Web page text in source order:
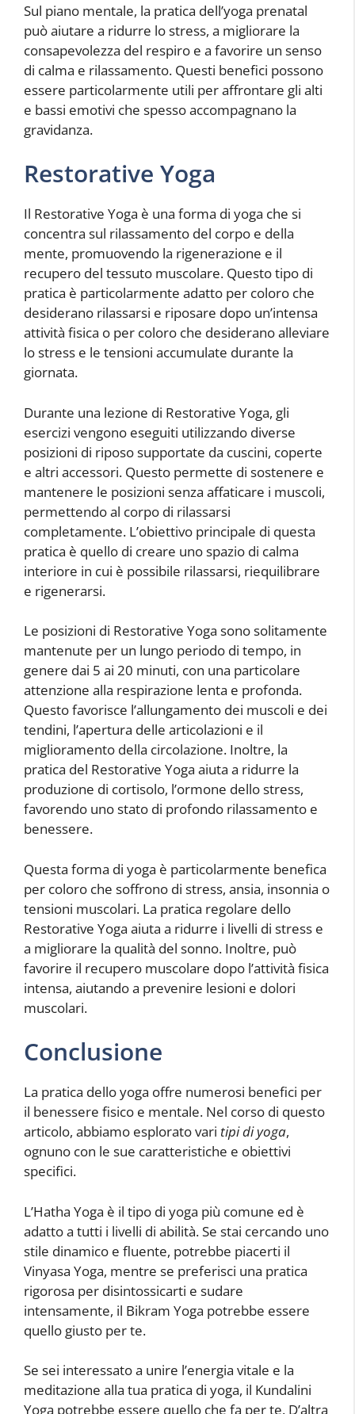
Sul piano mentale, la pratica dell’yoga prenatal
può aiutare a ridurre lo stress, a migliorare la
consapevolezza del respiro e a favorire un senso
di calma e rilassamento. Questi benefici possono
essere particolarmente utili per affrontare gli alti
e bassi emotivi che spesso accompagnano la
gravidanza.
Restorative Yoga
Il Restorative Yoga è una forma di yoga che si
concentra sul rilassamento del corpo e della
mente, promuovendo la rigenerazione e il
recupero del tessuto muscolare. Questo tipo di
pratica è particolarmente adatto per coloro che
desiderano rilassarsi e riposare dopo un’intensa
attività fisica o per coloro che desiderano alleviare
lo stress e le tensioni accumulate durante la
giornata.
Durante una lezione di Restorative Yoga, gli
esercizi vengono eseguiti utilizzando diverse
posizioni di riposo supportate da cuscini, coperte
e altri accessori. Questo permette di sostenere e
mantenere le posizioni senza affaticare i muscoli,
permettendo al corpo di rilassarsi
completamente. L’obiettivo principale di questa
pratica è quello di creare uno spazio di calma
interiore in cui è possibile rilassarsi, riequilibrare
e rigenerarsi.
Le posizioni di Restorative Yoga sono solitamente
mantenute per un lungo periodo di tempo, in
genere dai 5 ai 20 minuti, con una particolare
attenzione alla respirazione lenta e profonda.
Questo favorisce l’allungamento dei muscoli e dei
tendini, l’apertura delle articolazioni e il
miglioramento della circolazione. Inoltre, la
pratica del Restorative Yoga aiuta a ridurre la
produzione di cortisolo, l’ormone dello stress,
favorendo uno stato di profondo rilassamento e
benessere.
Questa forma di yoga è particolarmente benefica
per coloro che soffrono di stress, ansia, insonnia o
tensioni muscolari. La pratica regolare dello
Restorative Yoga aiuta a ridurre i livelli di stress e
a migliorare la qualità del sonno. Inoltre, può
favorire il recupero muscolare dopo l’attività fisica
intensa, aiutando a prevenire lesioni e dolori
muscolari.
Conclusione
La pratica dello yoga offre numerosi benefici per
il benessere fisico e mentale. Nel corso di questo
articolo, abbiamo esplorato vari tipi di yoga,
ognuno con le sue caratteristiche e obiettivi
specifici.
L’Hatha Yoga è il tipo di yoga più comune ed è
adatto a tutti i livelli di abilità. Se stai cercando uno
stile dinamico e fluente, potrebbe piacerti il
Vinyasa Yoga, mentre se preferisci una pratica
rigorosa per disintossicarti e sudare
intensamente, il Bikram Yoga potrebbe essere
quello giusto per te.
Se sei interessato a unire l’energia vitale e la
meditazione alla tua pratica di yoga, il Kundalini
Yoga potrebbe essere quello che fa per te. D’altra